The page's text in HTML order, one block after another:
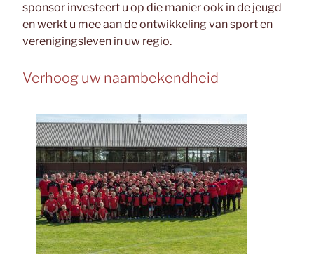
sponsor investeert u op die manier ook in de jeugd
en werkt u mee aan de ontwikkeling van sport en
verenigingsleven in uw regio.
Verhoog uw naambekendheid